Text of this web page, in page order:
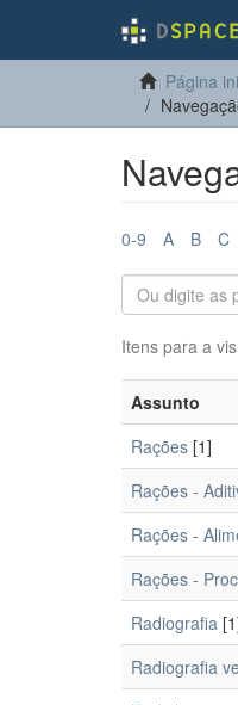
Página
0-9 A B C
Itens para a
Assunto
Rações [1]
Rações -
Rações -
Rações -
Radiografia
Radiografia